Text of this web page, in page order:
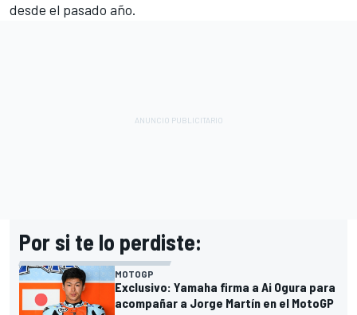
desde el pasado año.
Por si te lo perdiste:
MOTOGP
Exclusivo: Yamaha firma a Ai Ogura para
acompañar a Jorge Martín en el MotoGP